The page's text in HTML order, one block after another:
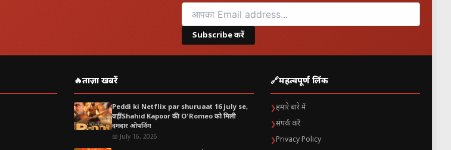
Subscribe करें
🔥ताज़ा खबरें
Peddi ki Netflix par shuruaat 16 july se,
वहीं Shahid Kapoor की O’Romeo को मिली
दमदार ओपनिंग
📅 July 16, 2026
🔗महत्वपूर्ण लिंक
❯हमारे बारे में
❯संपर्क करें
❯Privacy Policy